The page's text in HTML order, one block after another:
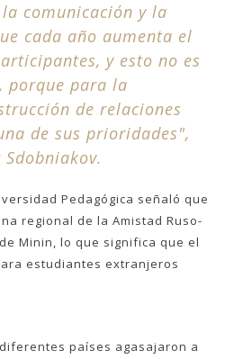
comunicación y la
cada año aumenta el
y esto no es
porque para la
de relaciones
de sus prioridades",
Pedagógica señaló que
regional de la Amistad Ruso-
Minin, lo que significa que el
estudiantes extranjeros
países agasajaron a